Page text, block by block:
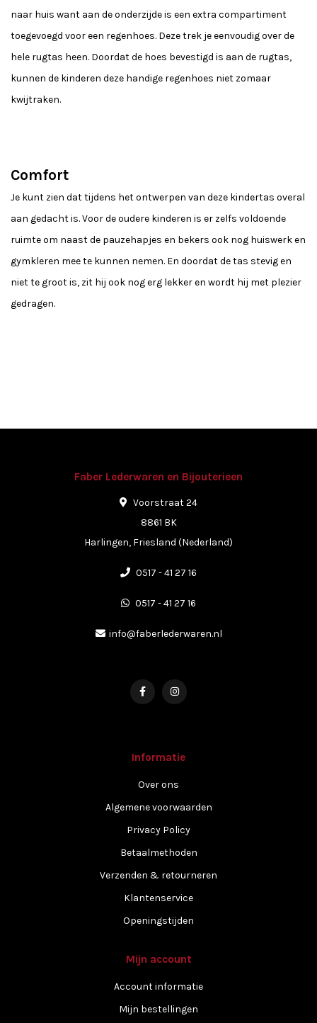
naar huis want aan de onderzijde is een extra compartiment
toegevoegd voor een regenhoes. Deze trek je eenvoudig over de
hele rugtas heen. Doordat de hoes bevestigd is aan de rugtas,
kunnen de kinderen deze handige regenhoes niet zomaar
kwijtraken.
Comfort
Je kunt zien dat tijdens het ontwerpen van deze kindertas overal
aan gedacht is. Voor de oudere kinderen is er zelfs voldoende
ruimte om naast de pauzehapjes en bekers ook nog huiswerk en
gymkleren mee te kunnen nemen. En doordat de tas stevig en
niet te groot is, zit hij ook nog erg lekker en wordt hij met plezier
gedragen.
Faber Lederwaren en Bijouterieen
Voorstraat 24
8861 BK
Harlingen, Friesland (Nederland)
0517 - 41 27 16
0517 - 41 27 16
info@faberlederwaren.nl
Informatie
Over ons
Algemene voorwaarden
Privacy Policy
Betaalmethoden
Verzenden & retourneren
Klantenservice
Openingstijden
Mijn account
Account informatie
Mijn bestellingen